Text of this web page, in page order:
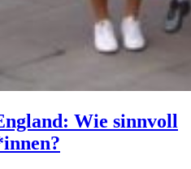
Wie sinnvoll